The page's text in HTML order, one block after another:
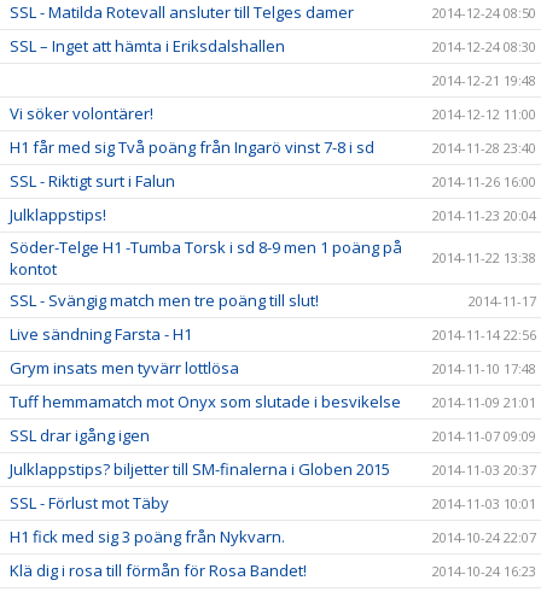
SSL - Matilda Rotevall ansluter till Telges damer 2014-12-24 08:50
SSL – Inget att hämta i Eriksdalshallen
2014-12-24 08:30
2014-12-21 19:48
Vi söker volontärer! 2014-12-12 11:00
H1 får med sig Två poäng från Ingarö vinst 7-8 i sd 2014-11-28 23:40
SSL - Riktigt surt i Falun 2014-11-26 16:00
Julklappstips! 2014-11-23 20:04
Söder-Telge H1 -Tumba Torsk i sd 8-9 men 1 poäng på
kontot
2014-11-22 13:38
SSL - Svängig match men tre poäng till slut! 2014-11-17
Live sändning Farsta - H1 2014-11-14 22:56
Grym insats men tyvärr lottlösa 2014-11-10 17:48
Tuff hemmamatch mot Onyx som slutade i besvikelse 2014-11-09 21:01
SSL drar igång igen 2014-11-07 09:09
Julklappstips? biljetter till SM-finalerna i Globen 2015 2014-11-03 20:37
SSL - Förlust mot Täby 2014-11-03 10:01
H1 fick med sig 3 poäng från Nykvarn. 2014-10-24 22:07
Klä dig i rosa till förmån för Rosa Bandet! 2014-10-24 16:23